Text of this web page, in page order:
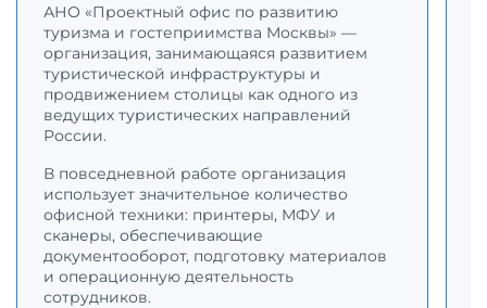
АНО «Проектный офис по развитию
туризма и гостеприимства Москвы» —
организация, занимающаяся развитием
туристической инфраструктуры и
продвижением столицы как одного из
ведущих туристических направлений
России.
В повседневной работе организация
использует значительное количество
офисной техники: принтеры, МФУ и
сканеры, обеспечивающие
документооборот, подготовку материалов
и операционную деятельность
сотрудников.